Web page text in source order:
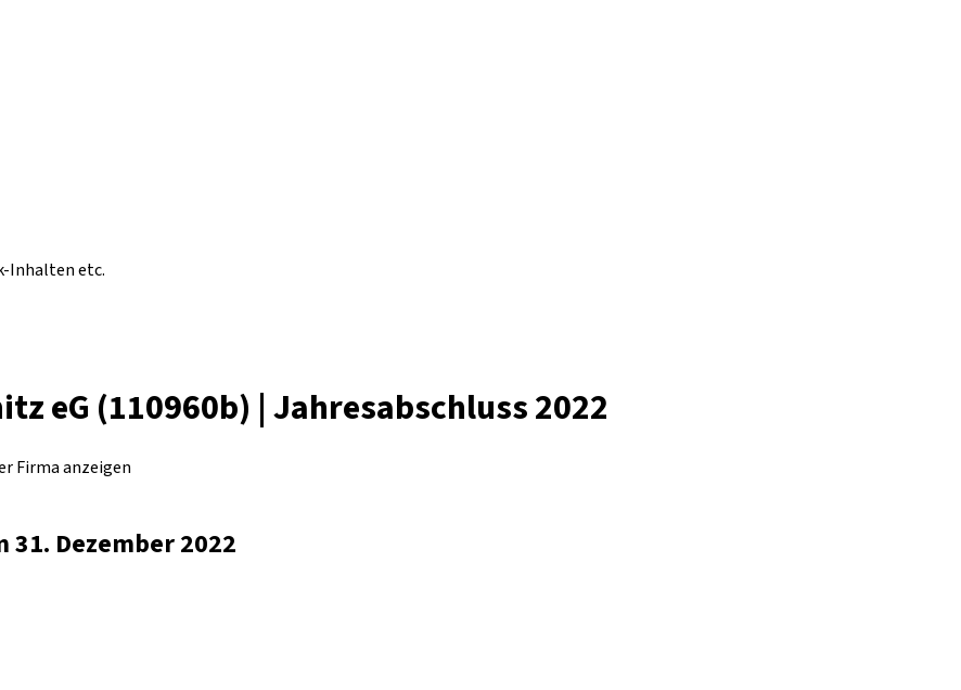
Inhalten etc.
eG (110960b) | Jahresabschluss 2022
Firma anzeigen
Dezember 2022